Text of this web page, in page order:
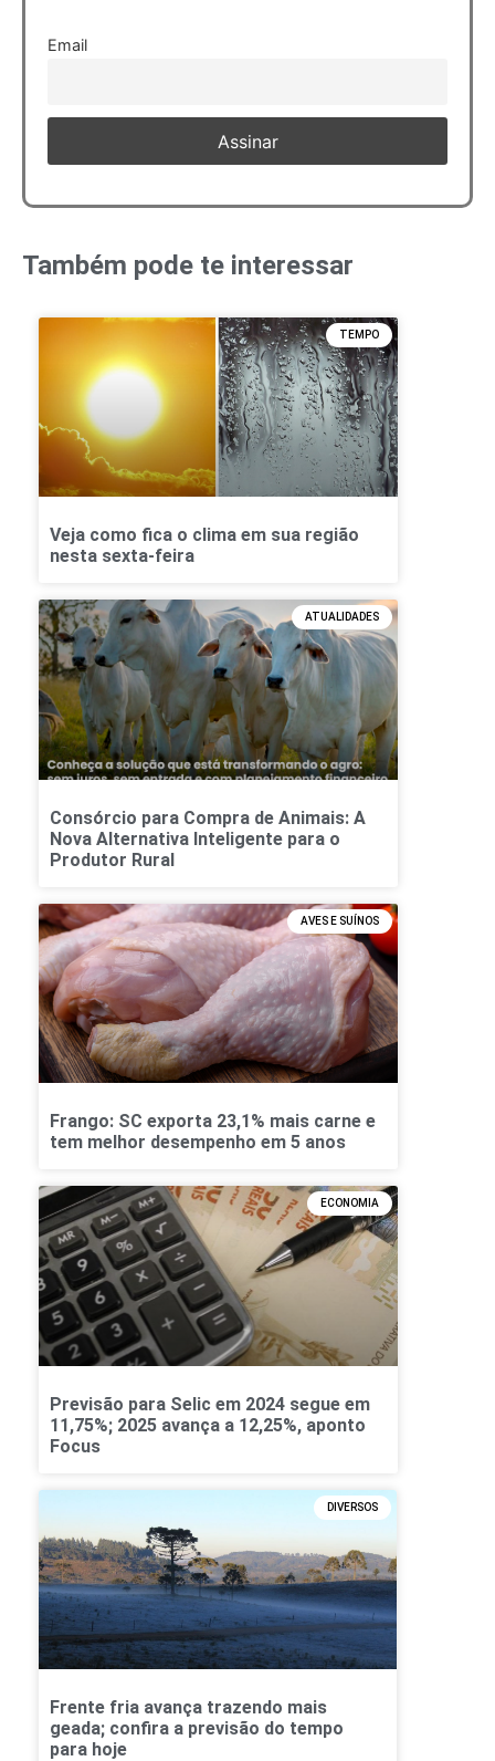
Email
Também pode te interessar
TEMPO
Veja como fica o clima em sua região
nesta sexta-feira
ATUALIDADES
Consórcio para Compra de Animais: A
Nova Alternativa Inteligente para o
Produtor Rural
AVES E SUÍNOS
Frango: SC exporta 23,1% mais carne e
tem melhor desempenho em 5 anos
ECONOMIA
Previsão para Selic em 2024 segue em
11,75%; 2025 avança a 12,25%, aponto
Focus
DIVERSOS
Frente fria avança trazendo mais
geada; confira a previsão do tempo
para hoje